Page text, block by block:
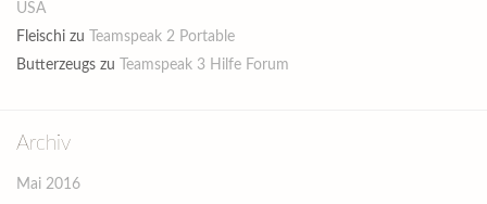
USA
Fleischi zu
Teamspeak 2 Portable
Butterzeugs zu Teamspeak 3 Hilfe Forum
Archiv
Mai 2016